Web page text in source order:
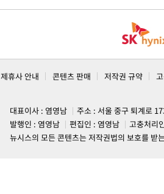
제휴사 안내 콘텐츠 판매 저작권 규약
대표이사 : 염영남
주소 : 서울 중구 퇴계로
발행인 : 염영남
편집인 : 염영남
고충처리
뉴시스의 모든 콘텐츠는 저작권법의 보호를